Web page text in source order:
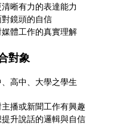
晰有力的表達能力
鏡頭的自信
體工作的真實理解
對象
高中、大學之學生
播或新聞工作有興趣
升說話的邏輯與自信